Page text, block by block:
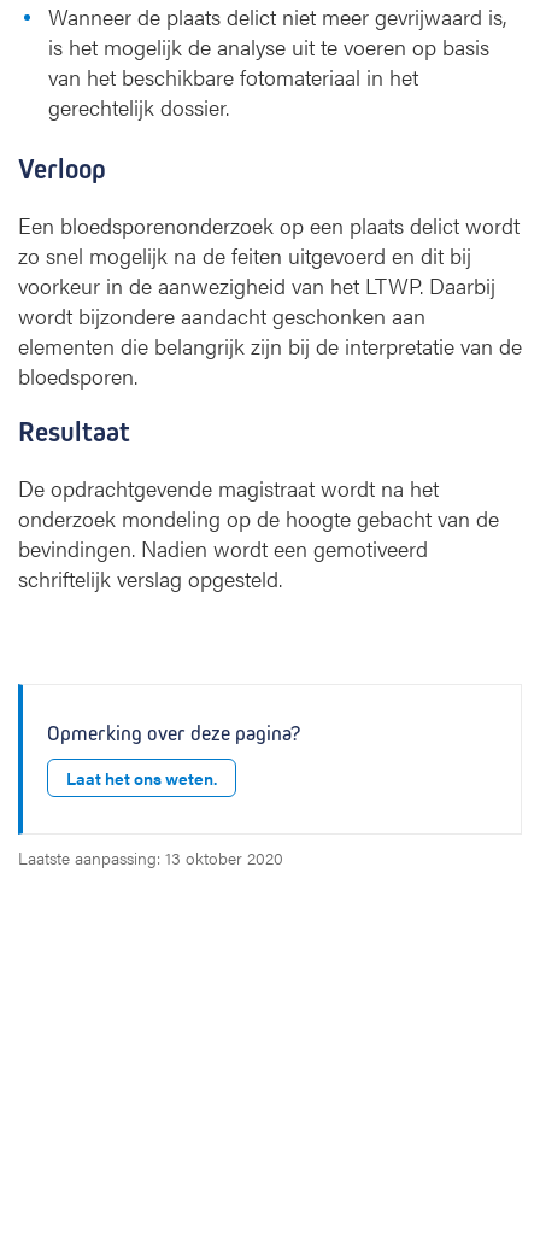
Wanneer de plaats delict niet meer gevrijwaard is,
is het mogelijk de analyse uit te voeren op basis
van het beschikbare fotomateriaal in het
gerechtelijk dossier.
Verloop
Een bloedsporenonderzoek op een plaats delict wordt
zo snel mogelijk na de feiten uitgevoerd en dit bij
voorkeur in de aanwezigheid van het LTWP. Daarbij
wordt bijzondere aandacht geschonken aan
elementen die belangrijk zijn bij de interpretatie van de
bloedsporen.
Resultaat
De opdrachtgevende magistraat wordt na het
onderzoek mondeling op de hoogte gebacht van de
bevindingen. Nadien wordt een gemotiveerd
schriftelijk verslag opgesteld.
Opmerking over deze pagina?
Laat het ons weten.
Laatste aanpassing: 13 oktober 2020